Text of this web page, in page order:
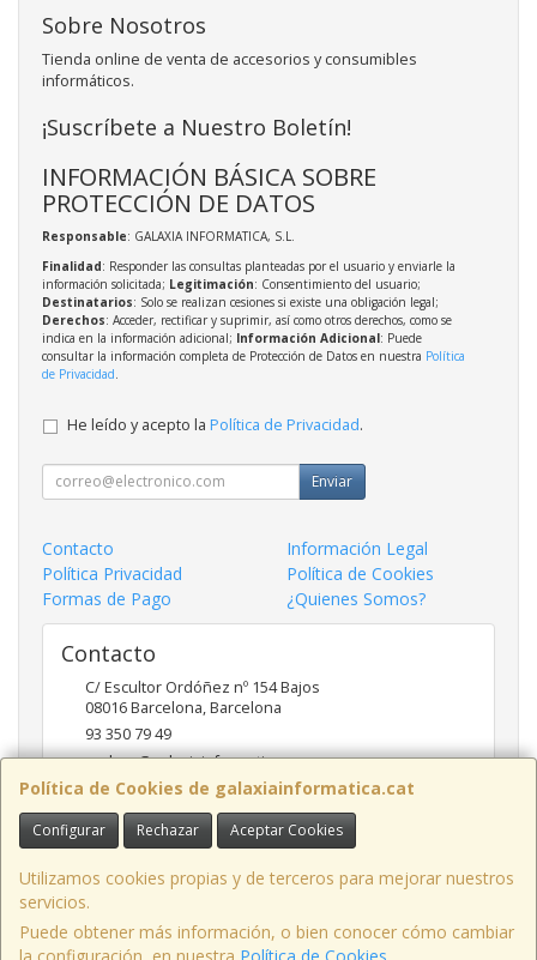
Política de Cookies de galaxiainformatica.cat
Configurar Rechazar Aceptar Cookies
Utilizamos cookies propias y de terceros para mejorar nuestros
servicios.
Puede obtener más información, o bien conocer cómo cambiar
Sobre Nosotros
Tienda online de venta de accesorios y consumibles
informáticos.
¡Suscríbete a Nuestro Boletín!
INFORMACIÓN BÁSICA SOBRE
PROTECCIÓN DE DATOS
Responsable: GALAXIA INFORMATICA, S.L.
Finalidad: Responder las consultas planteadas por el usuario y enviarle la
información solicitada; Legitimación: Consentimiento del usuario;
Destinatarios: Solo se realizan cesiones si existe una obligación legal;
Derechos: Acceder, rectificar y suprimir, así como otros derechos, como se
indica en la información adicional; Información Adicional: Puede
consultar la información completa de Protección de Datos en nuestra Política
de Privacidad
He leído y acepto la Política de Privacidad.
Enviar
Contacto
Información Legal
Política Privacidad
Política de Cookies
Formas de Pago
¿Quienes Somos?
Contacto
C/ Escultor Ordóñez nº 154 Bajos
08016Barcelona,Barcelona
93 350 79 49
andreu@galaxiainformatica.com
Horario
9:00-17:30 de Lunes a Jueves / 9:00-15:00 los Viernes